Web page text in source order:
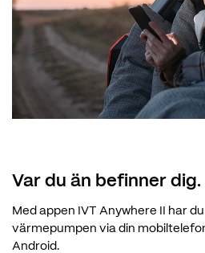
Var du än befinner dig.
Med appen IVT Anywhere II har
värmepumpen via din
Android.